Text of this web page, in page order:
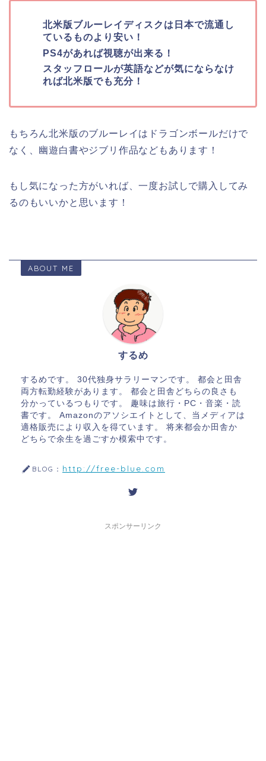
北米版ブルーレイディスクは日本で流通し
ているものより安い！
PS4があれば視聴が出来る！
スタッフロールが英語などが気にならなけ
れば北米版でも充分！
もちろん北米版のブルーレイはドラゴンボールだけで
なく、幽遊白書やジブリ作品などもあります！
もし気になった方がいれば、一度お試しで購入してみ
るのもいいかと思います！
ABOUT ME
するめ
するめです。 30代独身サラリーマンです。 都会と田舎
両方転勤経験があります。 都会と田舎どちらの良さも
分かっているつもりです。 趣味は旅行・PC・音楽・読
書です。 Amazonのアソシエイトとして、当メディアは
適格販売により収入を得ています。 将来都会か田舎か
どちらで余生を過ごすか模索中です。
BLOG： http://free-blue.com
スポンサーリンク